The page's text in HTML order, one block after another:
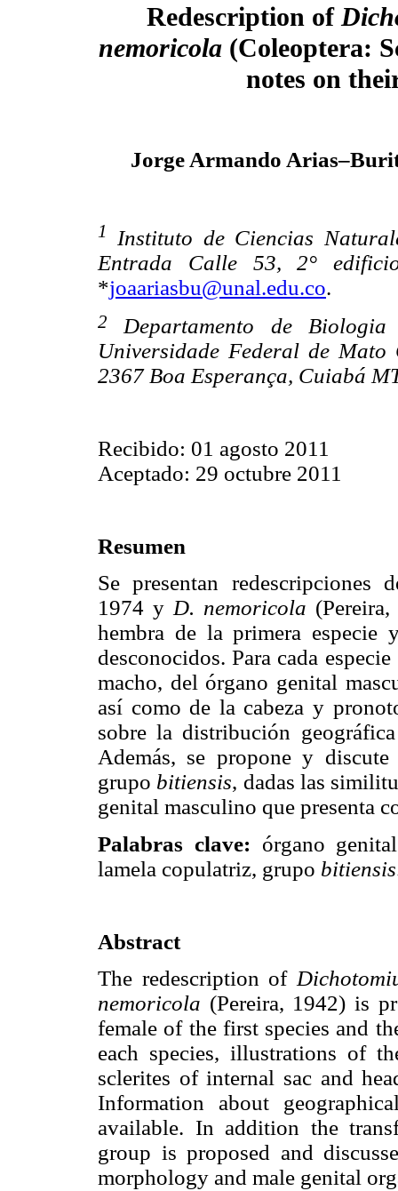
Redescription of
nemoricola(Coleoptera:
notes on
Jorge Armando
1
Instituto de Ciencias
Entrada Calle 53, 2°
*joaariasbu@unal.edu.co.
2
Departamento de
Universidade Federal de
2367 Boa Esperança, Cuiabá
Recibido: 01 agosto 2011
Aceptado: 29 octubre 2011
Resumen
Se presentan redescripciones
1974 yD. nemoricola
hembra de la primera especie
desconocidos. Para cada
macho, del órgano genital
así como de la cabeza y
sobre la distribución
Además, se propone y
grupo bitiensis, dadas las
genital masculino que presenta
Palabras clave: órgano
lamela copulatriz, grupo bitiensis
Abstract
The redescription of
nemoricola (Pereira, 1942) is
female of the first species and
each species, illustrations of
sclerites of internal sac and
Information about
available. In addition the
group is proposed and
morphology and male genital